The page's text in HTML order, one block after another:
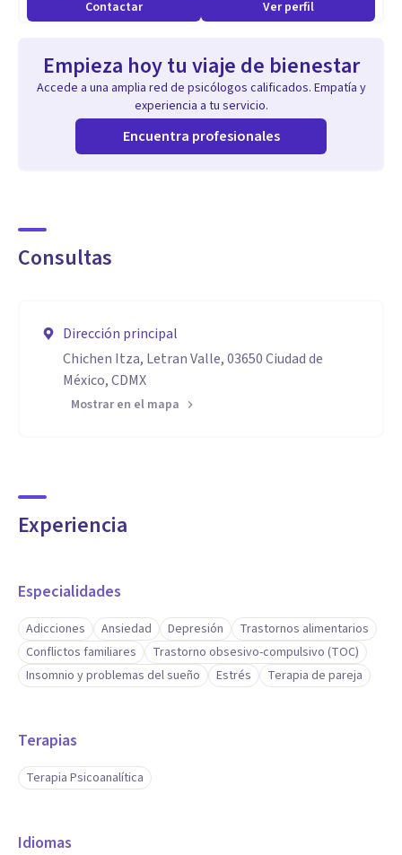
materiales, seres queridos, rupturas de pareja o la muerte
sustancias con estrategias efectivas, y enseño técnicas para
el control del enojo y la ansiedad.
Además, manejo trastornos de la alimentación y
compulsivo (TOC). Apoyo a la comunidad LGBTQ en la
tranquilidad de mis pacientes.
Aptitudes
adultos y ancianos.
Enfoque Integral: Experiencia en prácticas clínicas y trabajo
Diversidad Terapéutica: Tratamiento de una amplia gama
de condiciones emocionales y mentales.
Compromiso y Empatía: Acompañamiento constante y
personalizado para cada paciente.
Contactar Ver perfil
Empieza hoy tu viaje de bienestar
Accede a una amplia red de psicólogos calificados. Empatía y
experiencia a tu servicio.
Encuentra profesionales
Consultas
Dirección principal
Chichen Itza, Letran Valle, 03650 Ciudad de
México, CDMX
Mostrar en el mapa
Experiencia
Especialidades
Adicciones Ansiedad Depresión
Trastornos alimentarios
Conflictos familiares
Trastorno obsesivo-compulsivo (TOC)
Insomnio y problemas del sueño
Estrés Terapia de pareja
Terapias
Terapia Psicoanalítica
Idiomas